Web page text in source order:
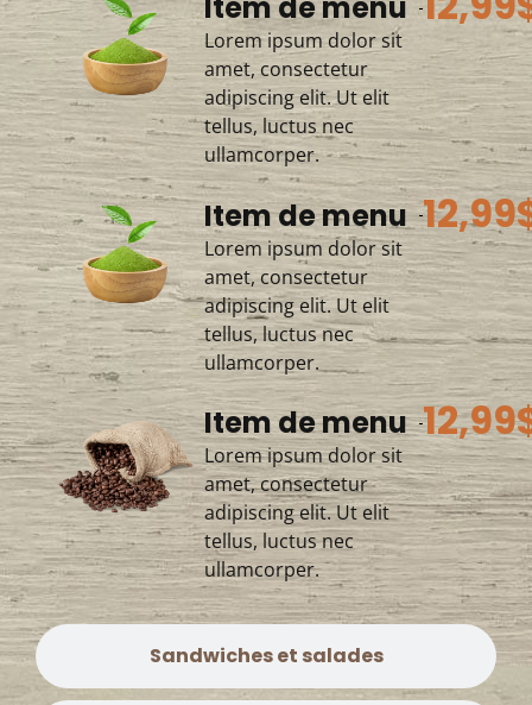
Sandwiches et salades
Item de menu
Lorem ipsum dolor sit
amet, consectetur
adipiscing elit. Ut elit
tellus, luctus nec
ullamcorper.
Item de menu
Lorem ipsum dolor sit
amet, consectetur
adipiscing elit. Ut elit
tellus, luctus nec
ullamcorper.
Item de menu
Lorem ipsum dolor sit
amet, consectetur
adipiscing elit. Ut elit
tellus, luctus nec
ullamcorper.